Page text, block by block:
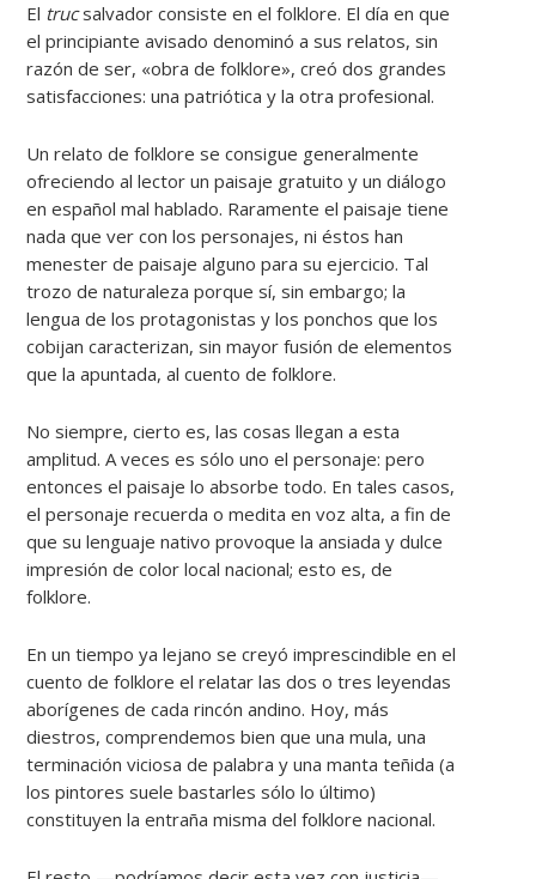
El trucsalvador consiste en el folklore. El día en que
el principiante avisado denominó a sus relatos, sin
razón de ser, «obra de folklore», creó dos grandes
satisfacciones: una patriótica y la otra profesional.
Un relato de folklore se consigue generalmente
ofreciendo al lector un paisaje gratuito y un diálogo
en español mal hablado. Raramente el paisaje tiene
nada que ver con los personajes, ni éstos han
menester de paisaje alguno para su ejercicio. Tal
trozo de naturaleza porque sí, sin embargo; la
lengua de los protagonistas y los ponchos que los
cobijan caracterizan, sin mayor fusión de elementos
que la apuntada, al cuento de folklore.
No siempre, cierto es, las cosas llegan a esta
amplitud. A veces es sólo uno el personaje: pero
entonces el paisaje lo absorbe todo. En tales casos,
el personaje recuerda o medita en voz alta, a fin de
que su lenguaje nativo provoque la ansiada y dulce
impresión de color local nacional; esto es, de
folklore.
En un tiempo ya lejano se creyó imprescindible en el
cuento de folklore el relatar las dos o tres leyendas
aborígenes de cada rincón andino. Hoy, más
diestros, comprendemos bien que una mula, una
terminación viciosa de palabra y una manta teñida (a
los pintores suele bastarles sólo lo último)
constituyen la entraña misma del folklore nacional.